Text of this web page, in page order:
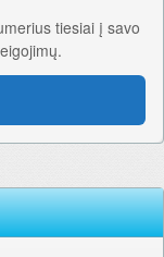
tiesiai į savo